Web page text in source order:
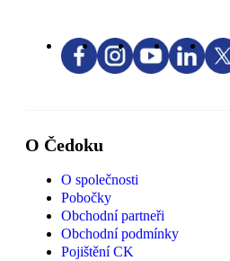
O Čedoku
O společnosti
Pobočky
Obchodní partneři
Obchodní podmínky
Pojištění CK